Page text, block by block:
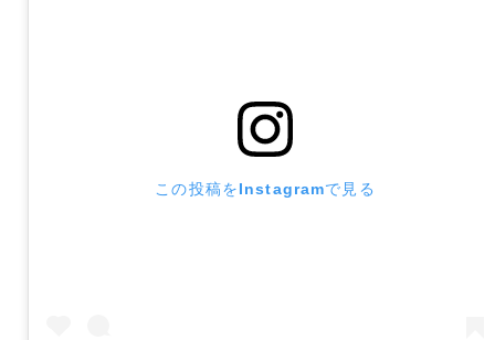
この投稿をInstagramで見る